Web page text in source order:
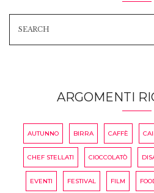
ARGOMENTI
AUTUNNO BIRRA CAFFÈ
CHEF STELLATI CIOCCOLATÒ
EVENTI FESTIVAL FILM